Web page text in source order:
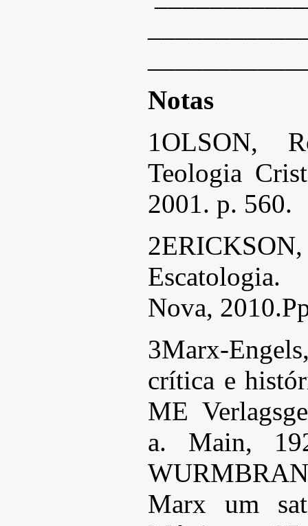
Notas
1OLSON,
Teologia
2001. p. 560.
Nova,
3Marx-
crítica e
ME
a. Main,
Marx um